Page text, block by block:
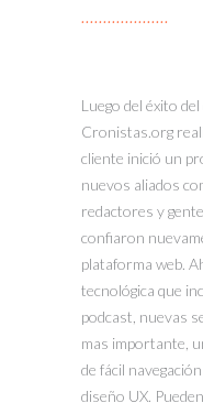
Luego del éxito
Cronistas.org
cliente inició un
nuevos aliados
redactores y
confiaron
plataforma web.
tecnológica que
podcast, nuevas
mas importante,
de fácil
diseño UX.